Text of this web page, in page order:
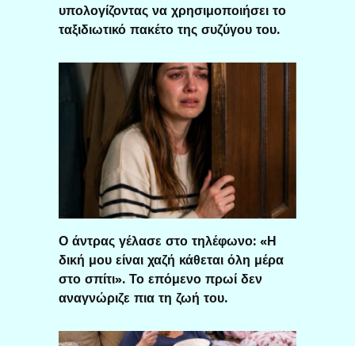
υπολογίζοντας να χρησιμοποιήσει το
ταξιδιωτικό πακέτο της συζύγου του.
Ο άντρας γέλασε στο τηλέφωνο: «Η
δική μου είναι χαζή κάθεται όλη μέρα
στο σπίτι». Το επόμενο πρωί δεν
αναγνώριζε πια τη ζωή του.